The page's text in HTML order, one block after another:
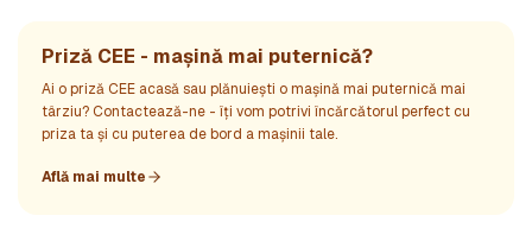
Priză CEE - mașină mai puternică?
Ai o priză CEE acasă sau plănuiești o mașină mai puternică mai
târziu? Contactează-ne - îți vom potrivi încărcătorul perfect cu
priza ta și cu puterea de bord a mașinii tale.
Află mai multe